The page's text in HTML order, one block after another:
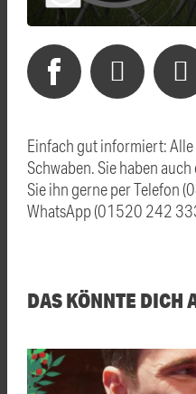
Einfach gut informiert:
Schwaben. Sie haben
Sie ihn gerne per Telefon
WhatsApp (01520 242
DAS KÖNNTE DICH